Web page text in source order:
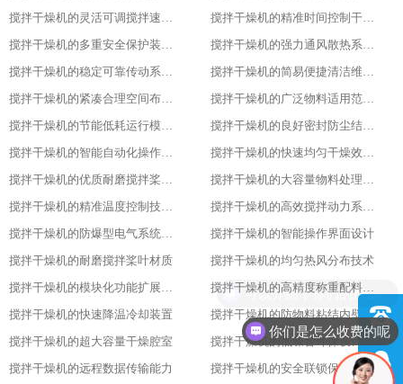
搅拌干燥机的灵活可调搅拌速度功能
搅拌干燥机的精准时间控制干燥策略
搅拌干燥机的多重安全保护装置配置
搅拌干燥机的强力通风散热系统功能
搅拌干燥机的稳定可靠传动系统性能
搅拌干燥机的简易便捷清洁维护方式
搅拌干燥机的紧凑合理空间布局设计
搅拌干燥机的广泛物料适用范围表现
搅拌干燥机的节能低耗运行模式特点
搅拌干燥机的良好密封防尘结构设计
搅拌干燥机的智能自动化操作流程设计
搅拌干燥机的快速均匀干燥效果呈现
搅拌干燥机的优质耐磨搅拌桨叶材质
搅拌干燥机的大容量物料处理能力优势
搅拌干燥机的精准温度控制技术亮点
搅拌干燥机的高效搅拌动力系统特性
搅拌干燥机的防爆型电气系统配置
搅拌干燥机的智能操作界面设计
搅拌干燥机的耐磨搅拌桨叶材质
搅拌干燥机的均匀热风分布技术
搅拌干燥机的模块化功能扩展设计
搅拌干燥机的高精度称重配料系统
搅拌干燥机的快速降温冷却装置
搅拌干燥机的防物料粘结内壁处理
搅拌干燥机的超大容量干燥腔室
搅拌干燥机的低噪音环保设计理念
搅拌干燥机的远程数据传输能力
搅拌干燥机的安全联锁保护装置
你们是怎么收费的呢